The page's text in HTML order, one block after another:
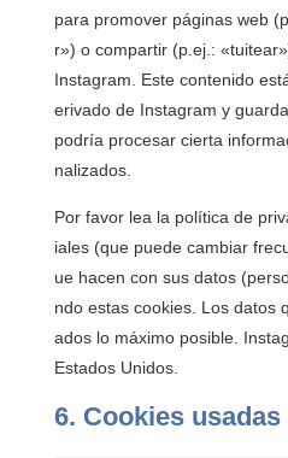
para promover páginas web
r») o compartir (p.ej.:
Instagram. Este contenido
erivado de Instagram y
podría procesar cierta
nalizados.
Por favor lea la política de
iales (que puede cambiar
ue hacen con sus datos
ndo estas cookies. Los datos
ados lo máximo posible.
Estados Unidos.
6. Cookies usadas